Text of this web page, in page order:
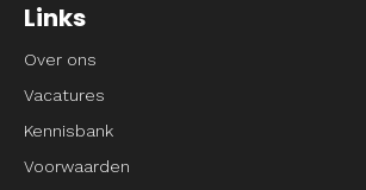
Links
Over ons
Vacatures
Kennisbank
Voorwaarden